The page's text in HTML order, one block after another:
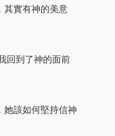
其實有神的美意
回到了神的面前
她該如何堅持信神